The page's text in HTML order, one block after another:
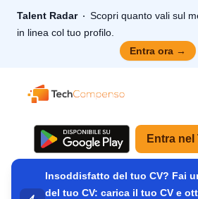
Talent Radar
Scopri quanto vali sul
in linea col tuo profilo.
Entra ora →
TechCompenso
Entra nel
Insoddisfatto del tuo CV? Fai
del tuo CV: carica il tuo CV e